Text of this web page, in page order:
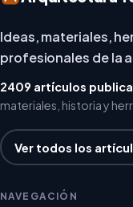
Ideas, materiales,
profesionales de la
2409 artículos
materiales, historia y
Ver todos los
NAVEGACIÓN